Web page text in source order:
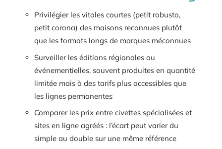
Privilégier les vitoles courtes (petit robusto,
petit corona) des maisons reconnues plutôt
que les formats longs de marques méconnues
Surveiller les éditions régionales ou
événementielles, souvent produites en quantité
limitée mais à des tarifs plus accessibles que
les lignes permanentes
Comparer les prix entre civettes spécialisées et
sites en ligne agréés : l’écart peut varier du
simple au double sur une même référence